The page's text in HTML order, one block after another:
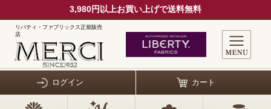
3,980円以上お買い上げで送料無料
リバティ・ファブリックス正規販売
店
ログイン カート